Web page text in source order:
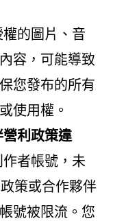
的圖片、音
容，可能導致
您發布的所有
使用權。
利政策違
者帳號，未
策或合作夥伴
號被限流。您